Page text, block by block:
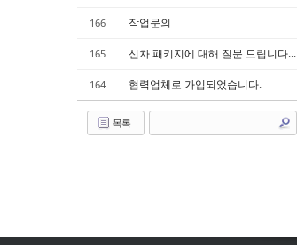
166 작업문의
165 신차 패키지에 대해 질문 드립니다...
164 협력업체로 가입되었습니다.
목록